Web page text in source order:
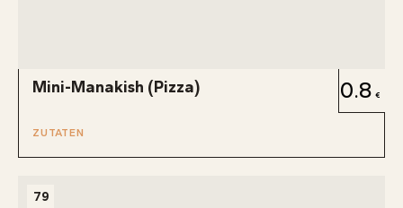
Mini-Manakish (Pizza) 0.8
ZUTATEN
79